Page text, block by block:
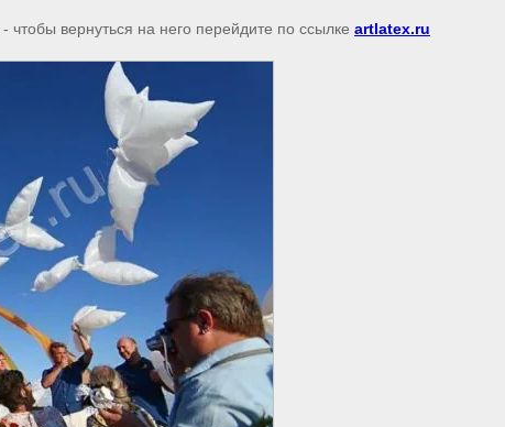
- чтобы вернуться на него перейдите по ссылке artlatex.ru